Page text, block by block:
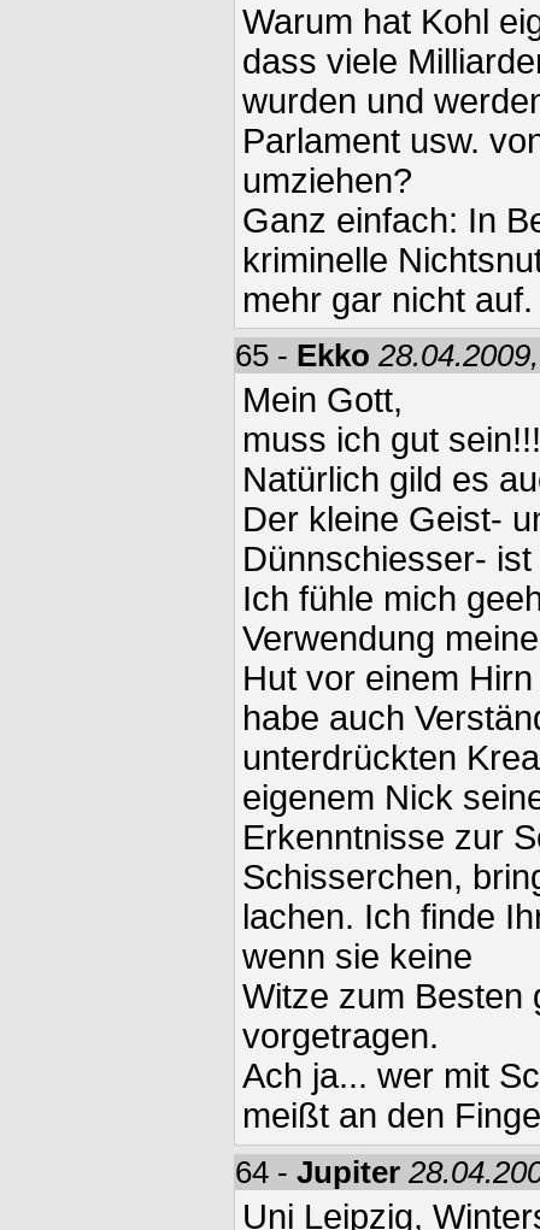
Warum hat Kohl
dass viele
wurden und
Parlament usw.
umziehen?
Ganz einfach: In
kriminelle
mehr gar nicht auf.
65 - Ekko
Mein Gott,
muss ich gut
Natürlich gild es
Der kleine Geist-
Dünnschiesser-
Ich fühle mich
Verwendung
Hut vor einem
habe auch
unterdrückten
eigenem Nick
Erkenntnisse zur
Schisserchen,
lachen. Ich finde
wenn sie keine
Witze zum Besten
vorgetragen.
Ach ja... wer mit
meißt an den
64 - Jupiter
Uni Leipzig,